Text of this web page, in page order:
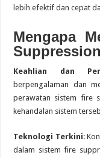
lebih efektif dan cepat
Mengapa
Keahlian dan
berpengalaman dan
perawatan sistem fire
kehandalan sistem
Teknologi Terkini:
dalam sistem fire